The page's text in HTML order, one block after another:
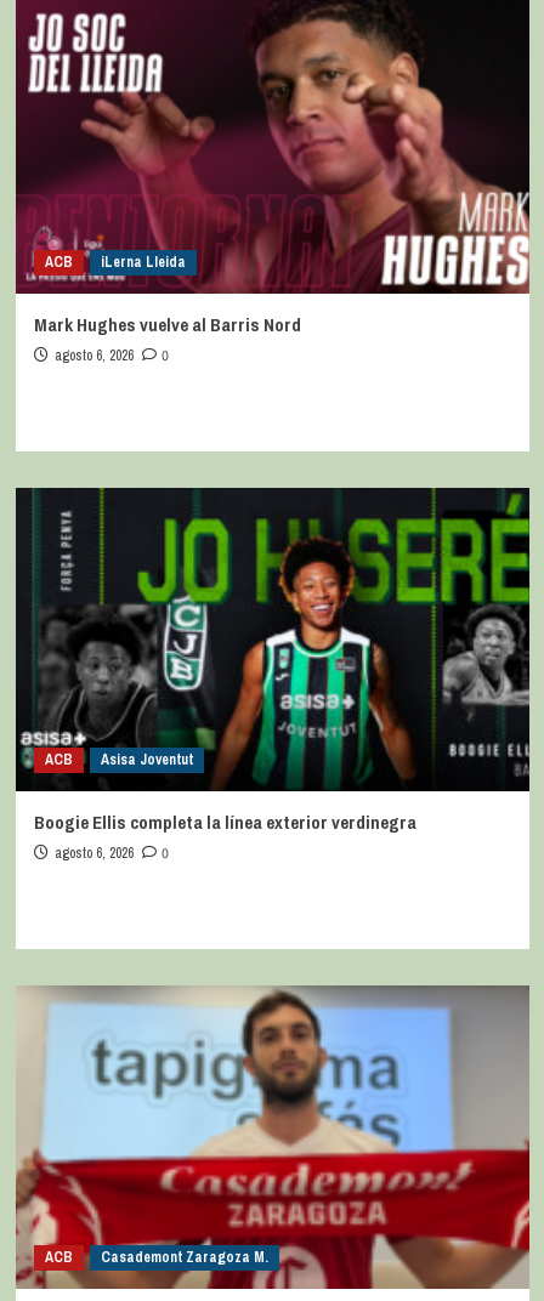
ACB iLerna Lleida
Mark Hughes vuelve al Barris Nord
agosto 6, 2026 0
ACB Asisa Joventut
Boogie Ellis completa la línea exterior verdinegra
agosto 6, 2026 0
ACB Casademont Zaragoza M.